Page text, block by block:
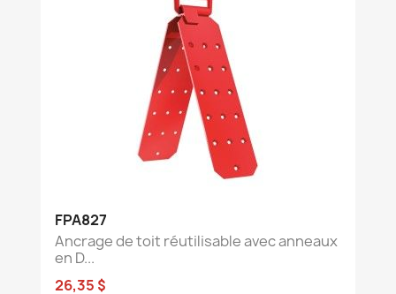
FPA827
Ancrage de toit réutilisable avec anneaux
en D...
26,35 $